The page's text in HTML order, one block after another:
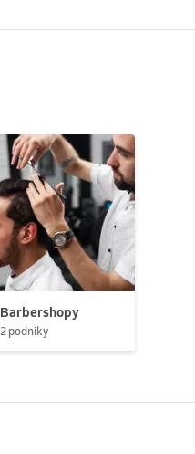
Barbershopy
2 podniky